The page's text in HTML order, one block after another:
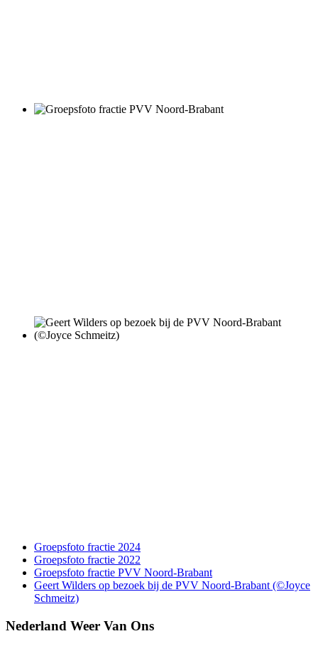
Groepsfoto fractie 2024
Groepsfoto fractie 2022
Groepsfoto fractie PVV Noord-Brabant
Geert Wilders op bezoek bij de PVV Noord-Brabant (©Joyce
Schmeitz)
Nederland Weer Van Ons